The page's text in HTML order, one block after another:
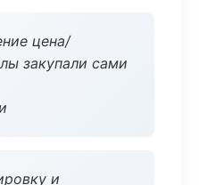
цена/
закупали сами
и